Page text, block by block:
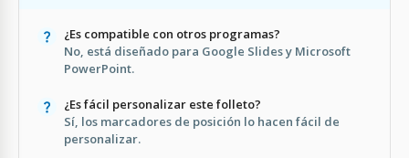
¿Es compatible con otros programas?
No, está diseñado para Google Slides y Microsoft
PowerPoint.
¿Es fácil personalizar este folleto?
Sí, los marcadores de posición lo hacen fácil de
personalizar.